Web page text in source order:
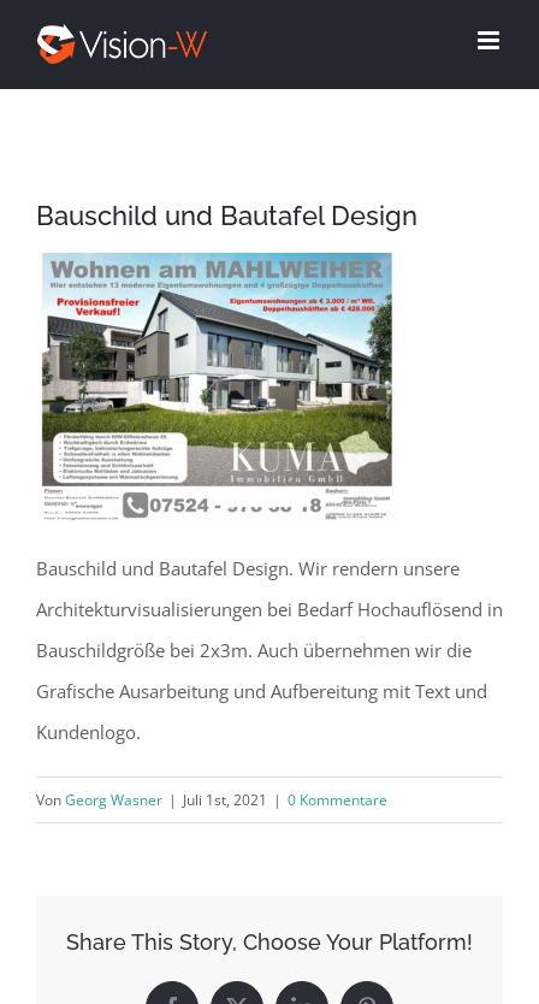
Bauschild und Bautafel Design
Bauschild und Bautafel Design. Wir rendern unsere
Architekturvisualisierungen bei Bedarf Hochauflösend in
Bauschildgröße bei 2x3m. Auch übernehmen wir die
Grafische Ausarbeitung und Aufbereitung mit Text und
Kundenlogo.
VonGeorg Wasner | Juli 1st, 2021 | 0 Kommentare
Share This Story, Choose Your Platform!